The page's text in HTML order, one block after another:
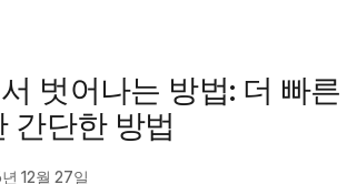
벗어나는 방법: 더 빠른
간단한 방법
12월 27일